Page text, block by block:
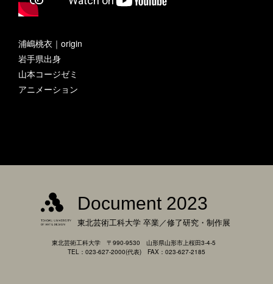
浦嶋桃衣｜origin
岩手県出身
山本コージゼミ
アニメーション
Document 2023
東北芸術工科大学 卒業／修了研究・制作展
東北芸術工科大学 〒990-9530 山形県山形市上桜田3-4-5
TEL：023-627-2000(代表) FAX：023-627-2185